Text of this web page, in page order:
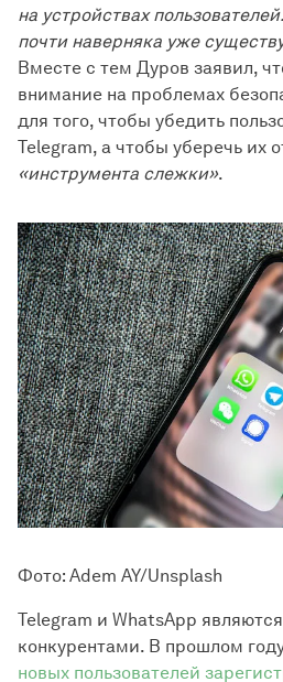
на устройствах
почти наверняка уже
Вместе с тем Дуров заявил,
внимание на проблемах
для того, чтобы убедить
Telegram, а чтобы уберечь их
«инструмента слежки».
Фото: Adem AY/Unsplash
Telegram и WhatsApp
конкурентами. В прошлом
новых пользователей